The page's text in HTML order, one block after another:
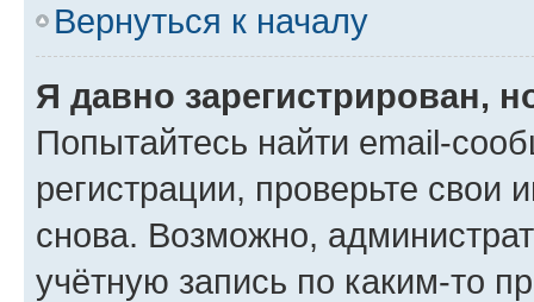
Вернуться к началу
Я давно зарегистрирован,
Попытайтесь найти email-
регистрации, проверьте свои
снова. Возможно,
учётную запись по каким-то